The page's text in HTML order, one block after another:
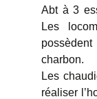
Abt à 3
Les
charbon.
Les
réaliser